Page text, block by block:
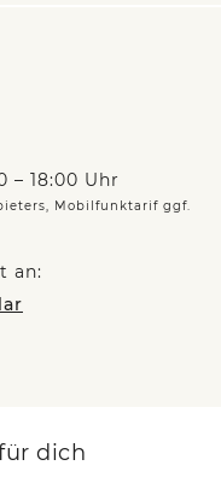
– 18:00 Uhr
Mobilfunktarif ggf.
an:
dich